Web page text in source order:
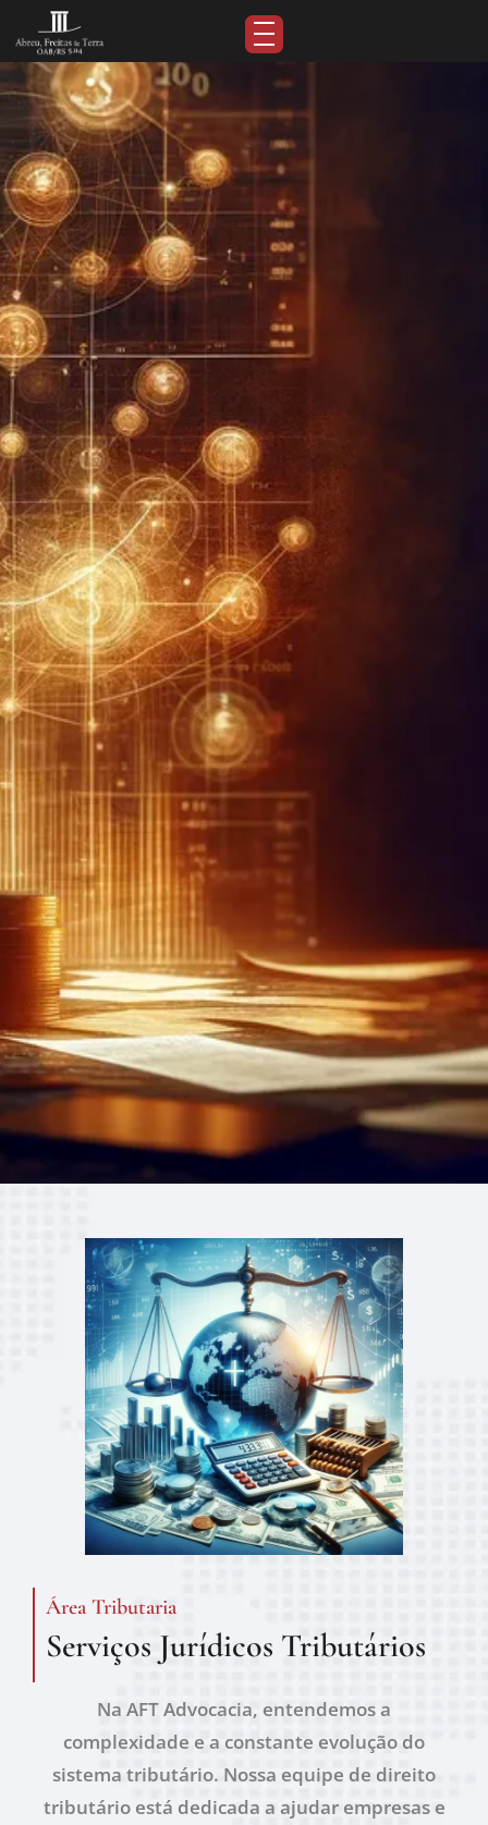
Área Tributaria
Serviços Jurídicos Tributários
Na AFT Advocacia, entendemos a
complexidade e a constante evolução do
sistema tributário. Nossa equipe de direito
tributário está dedicada a ajudar empresas e